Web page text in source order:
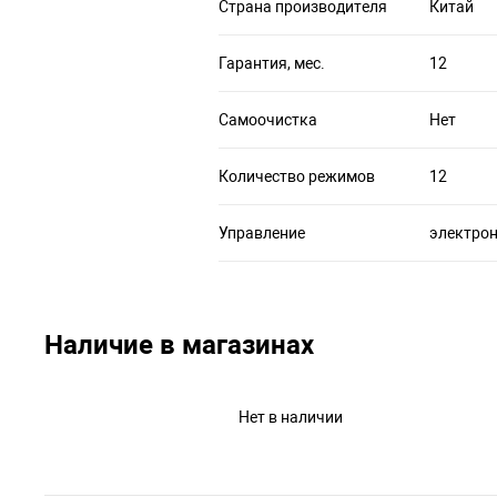
Страна производителя Китай
Гарантия, мес. 12
Самоочистка Нет
Количество режимов 12
Управление
Наличие в магазинах
Нет в наличии